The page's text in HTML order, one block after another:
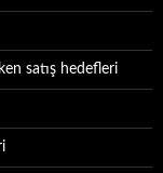
satış hedefleri